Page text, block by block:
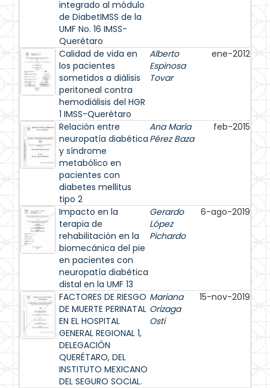
integrado al módulo
de DiabetIMSS de la
UMF No. 16 IMSS-
Querétaro
Calidad de vida en
los pacientes
sometidos a diálisis
peritoneal contra
hemodiálisis del HGR
1 IMSS-Querétaro
Alberto
Espinosa
Tovar
ene-2012
Relación entre
neuropatía diabética
y síndrome
metabólico en
pacientes con
diabetes mellitus
tipo 2
Ana María
Pérez Baza
feb-2015
Impacto en la
terapia de
rehabilitación en la
biomecánica del pie
en pacientes con
neuropatía diabética
distal en la UMF 13
Gerardo
López
Pichardo
6-ago-2019
FACTORES DE RIESGO
DE MUERTE PERINATAL
EN EL HOSPITAL
GENERAL REGIONAL 1,
DELEGACIÓN
QUERÉTARO, DEL
INSTITUTO MEXICANO
DEL SEGURO SOCIAL.
Mariana
Orizaga
Osti
15-nov-2019